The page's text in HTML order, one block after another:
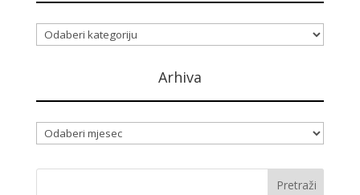
Kategorije
Arhiva
Arhiva